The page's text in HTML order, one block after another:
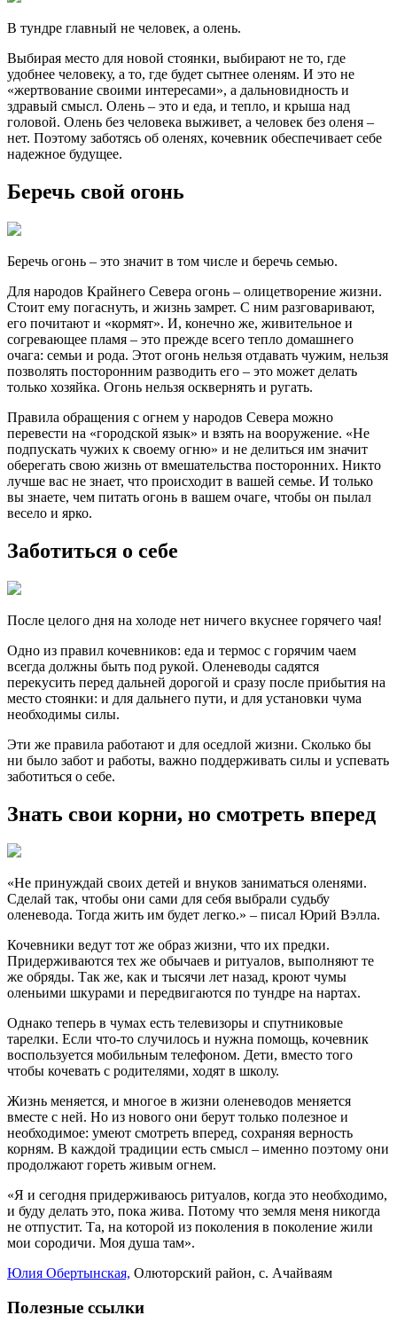
В тундре главный не человек, а олень.
Выбирая место для новой стоянки, выбирают не то, где
удобнее человеку, а то, где будет сытнее оленям. И это не
«жертвование своими интересами», а дальновидность и
здравый смысл. Олень – это и еда, и тепло, и крыша над
головой. Олень без человека выживет, а человек без оленя –
нет. Поэтому заботясь об оленях, кочевник обеспечивает себе
надежное будущее.
Беречь свой огонь
Беречь огонь – это значит в том числе и беречь семью.
Для народов Крайнего Севера огонь – олицетворение жизни.
Стоит ему погаснуть, и жизнь замрет. С ним разговаривают,
его почитают и «кормят». И, конечно же, живительное и
согревающее пламя – это прежде всего тепло домашнего
очага: семьи и рода. Этот огонь нельзя отдавать чужим, нельзя
позволять посторонним разводить его – это может делать
только хозяйка. Огонь нельзя осквернять и ругать.
Правила обращения с огнем у народов Севера можно
перевести на «городской язык» и взять на вооружение. «Не
подпускать чужих к своему огню» и не делиться им значит
оберегать свою жизнь от вмешательства посторонних. Никто
лучше вас не знает, что происходит в вашей семье. И только
вы знаете, чем питать огонь в вашем очаге, чтобы он пылал
весело и ярко.
Заботиться о себе
После целого дня на холоде нет ничего вкуснее горячего чая!
Одно из правил кочевников: еда и термос с горячим чаем
всегда должны быть под рукой. Оленеводы садятся
перекусить перед дальней дорогой и сразу после прибытия на
место стоянки: и для дальнего пути, и для установки чума
необходимы силы.
Эти же правила работают и для оседлой жизни. Сколько бы
ни было забот и работы, важно поддерживать силы и успевать
заботиться о себе.
Знать свои корни, но смотреть вперед
«Не принуждай своих детей и внуков заниматься оленями.
Сделай так, чтобы они сами для себя выбрали судьбу
оленевода. Тогда жить им будет легко.» – писал Юрий Вэлла.
Кочевники ведут тот же образ жизни, что их предки.
Придерживаются тех же обычаев и ритуалов, выполняют те
же обряды. Так же, как и тысячи лет назад, кроют чумы
оленьими шкурами и передвигаются по тундре на нартах.
Однако теперь в чумах есть телевизоры и спутниковые
тарелки. Если что-то случилось и нужна помощь, кочевник
воспользуется мобильным телефоном. Дети, вместо того
чтобы кочевать с родителями, ходят в школу.
Жизнь меняется, и многое в жизни оленеводов меняется
вместе с ней. Но из нового они берут только полезное и
необходимое: умеют смотреть вперед, сохраняя верность
корням. В каждой традиции есть смысл – именно поэтому они
продолжают гореть живым огнем.
«Я и сегодня придерживаюсь ритуалов, когда это необходимо,
и буду делать это, пока жива. Потому что земля меня никогда
не отпустит. Та, на которой из поколения в поколение жили
мои сородичи. Моя душа там».
Юлия Обертынская, Олюторский район, с. Ачайваям
Полезные ссылки